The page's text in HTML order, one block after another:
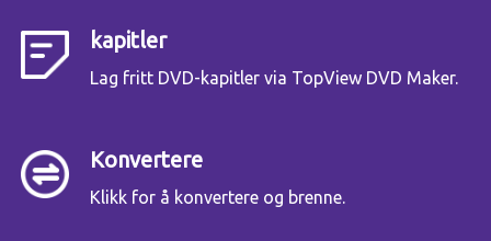
kapitler
Lag fritt DVD-kapitler via TopView DVD Maker.
Konvertere
Klikk for å konvertere og brenne.